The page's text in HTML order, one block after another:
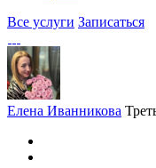
Все услуги Записаться
Елена Иванникова